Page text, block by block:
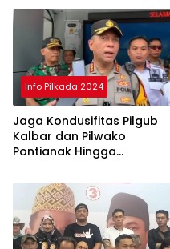
Info Pilkada 2024
Jaga Kondusifitas Pilgub
Kalbar dan Pilwako
Pontianak Hingga
Selesai